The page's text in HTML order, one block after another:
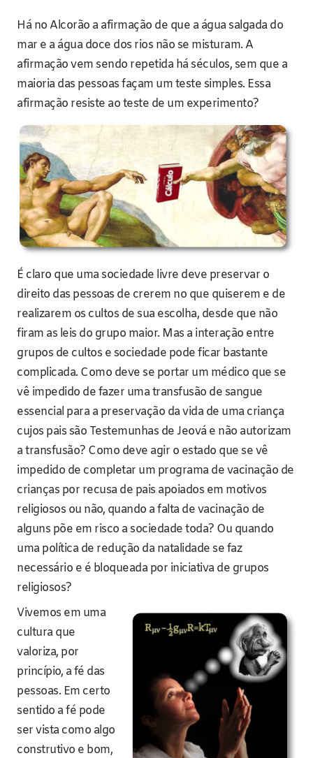
Há no Alcorão a afirmação de que a água salgada do
mar e a água doce dos rios não se misturam. A
afirmação vem sendo repetida há séculos, sem que a
maioria das pessoas façam um teste simples. Essa
afirmação resiste ao teste de um experimento?
É claro que uma sociedade livre deve preservar o
direito das pessoas de crerem no que quiserem e de
realizarem os cultos de sua escolha, desde que não
firam as leis do grupo maior. Mas a interação entre
grupos de cultos e sociedade pode ficar bastante
complicada. Como deve se portar um médico que se
vê impedido de fazer uma transfusão de sangue
essencial para a preservação da vida de uma criança
cujos pais são Testemunhas de Jeová e não autorizam
a transfusão? Como deve agir o estado que se vê
impedido de completar um programa de vacinação de
crianças por recusa de pais apoiados em motivos
religiosos ou não, quando a falta de vacinação de
alguns põe em risco a sociedade toda? Ou quando
uma política de redução da natalidade se faz
necessário e é bloqueada por iniciativa de grupos
religiosos?
Vivemos em uma
cultura que
valoriza, por
princípio, a fé das
pessoas. Em certo
sentido a fé pode
ser vista como algo
construtivo e bom,